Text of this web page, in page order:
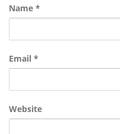
Name *
Email *
Website